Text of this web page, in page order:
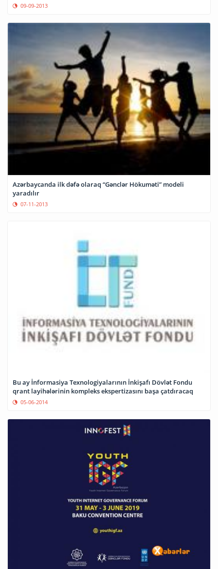
09-09-2013
Azərbaycanda ilk dəfə olaraq “Gənclər Hökuməti” modeli
yaradılır
07-11-2013
Bu ay İnformasiya Texnologiyalarının İnkişafı Dövlət Fondu
qrant layihələrinin kompleks ekspertizasını başa çatdıracaq
05-06-2014